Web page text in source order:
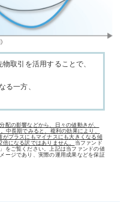
取引を活用することで、
る一方、
配の影響などから、日々の値動きが、
中長期でみると、複利の効果により、
がプラスにもマイナスにも大きくなる傾
になる訳ではありません。
当ファンド
をご覧ください。上記は当ファンドの値
ージであり、実際の運用成果などを保証